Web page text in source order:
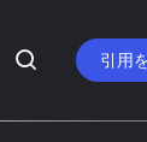
引用